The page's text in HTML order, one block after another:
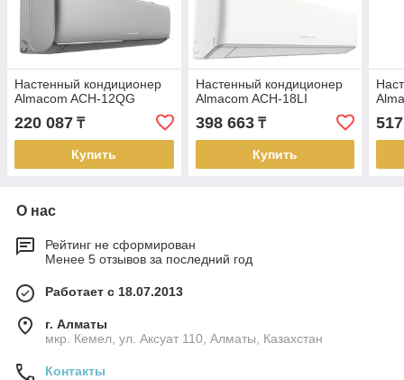
Настенный кондиционер
Almacom ACH-12QG
220 087 ₸
Купить
Настенный кондиционер
Almacom ACH-18LI
398 663₸
Купить
О нас
Рейтинг не сформирован
Менее 5 отзывов за последний год
Работает с 18.07.2013
г. Алматы
мкр. Кемел, ул. Аксуат 110, Алматы, Казахстан
Контакты